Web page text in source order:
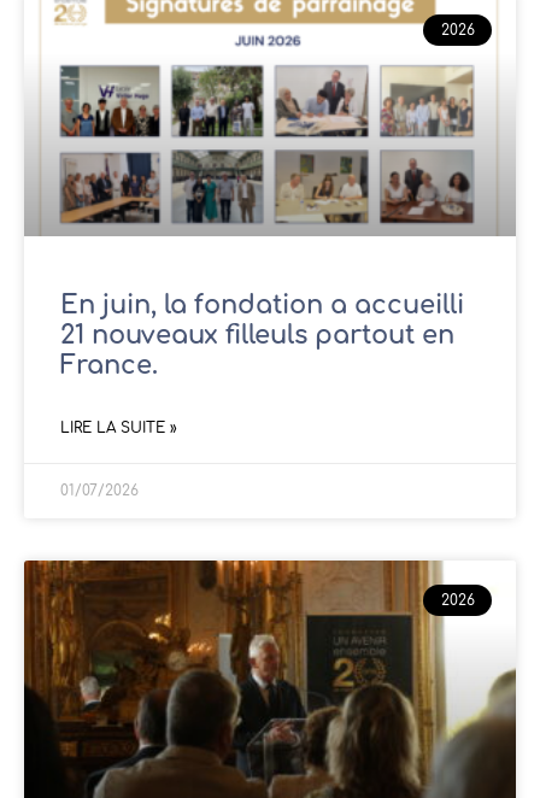
2026
En juin, la fondation a accueilli
21 nouveaux filleuls partout en
France.
LIRE LA SUITE »
01/07/2026
2026